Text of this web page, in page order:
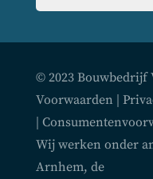
© 2023 Bouwbedrijf
Voorwaarden |
|
Wij werken onder
Arnhem, de